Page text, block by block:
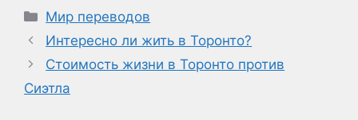
Рубрики
Мир переводов
Интересно ли жить в Торонто?
Стоимость жизни в Торонто против
Сиэтла